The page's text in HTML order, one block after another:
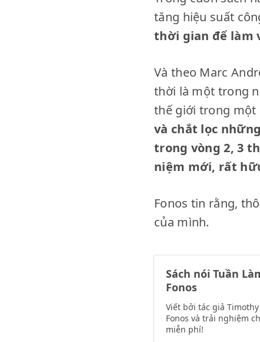
tăng hiệu suất
thời gian để làm
Và theo Marc
thời là một trong
thế giới trong một
và chắt lọc
trong vòng 2, 3
niệm mới, rất
Fonos tin rằng,
của mình.
Sách nói Tuần
Fonos
Viết bởi tác giả
Fonos và trải nghiệm
miễn phí!